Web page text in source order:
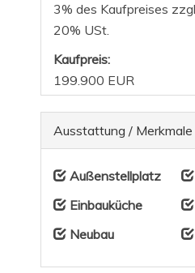
3% des Kaufpreises
20% USt.
Kaufpreis:
199.900 EUR
Ausstattung / Merkmale
Außenstellplatz
Einbauküche
Neubau